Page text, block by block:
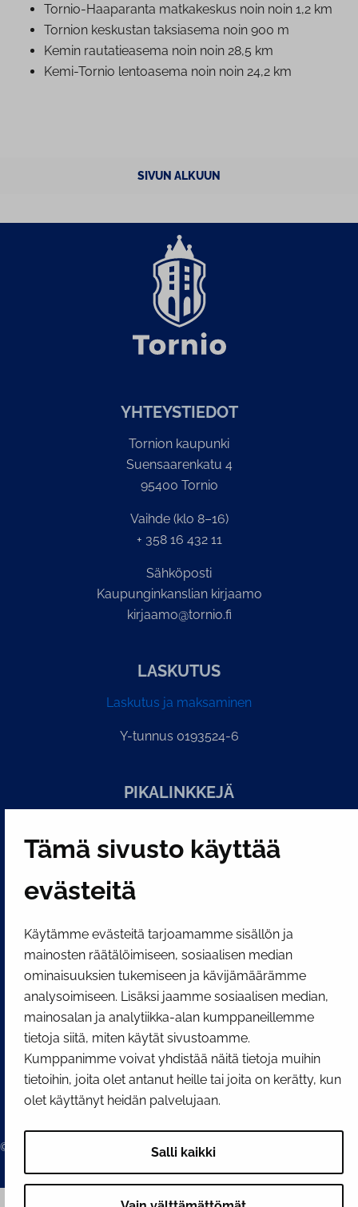
Tämä sivusto käyttää
evästeitä
Käytämme evästeitä tarjoamamme sisällön ja
mainosten räätälöimiseen, sosiaalisen median
ominaisuuksien tukemiseen ja kävijämäärämme
analysoimiseen. Lisäksi jaamme sosiaalisen median,
mainosalan ja analytiikka-alan kumppaneillemme
tietoja siitä, miten käytät sivustoamme.
Kumppanimme voivat yhdistää näitä tietoja muihin
tietoihin, joita olet antanut heille tai joita on kerätty, kun
olet käyttänyt heidän palvelujaan.
Salli kaikki
Tornio-Haaparanta matkakeskus noin noin 1,2 km
Tornion keskustan taksiasema noin 900 m
Kemin rau­ta­tie­a­se­ma noin noin 28,5 km
Kemi-Tornio lentoasema noin noin 24,2 km
SIVUN ALKUUN
YH­TEYS­TIE­DOT
Tornion kaupunki
Suensaarenkatu 4
95400 Tornio
Vaihde (klo 8–16)
+ 358 16 432 11
Sähköposti
Kaupunginkanslian kirjaamo
kirjaamo@tornio.fi
LASKUTUS
Laskutus ja maksaminen
Y-tunnus 0193524-6
PI­KA­LINK­KE­JÄ
Näytä evästeasetukseni
SOSIAALINEN MEDIA
© 2026 Tornion kaupunki